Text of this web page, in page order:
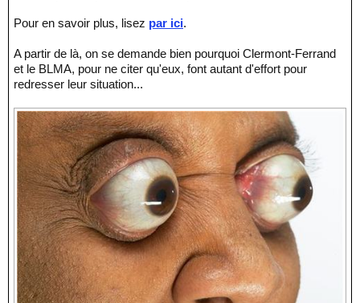
Pour en savoir plus, lisez par ici.
A partir de là, on se demande bien pourquoi Clermont-Ferrand
et le BLMA, pour ne citer qu'eux, font autant d'effort pour
redresser leur situation...